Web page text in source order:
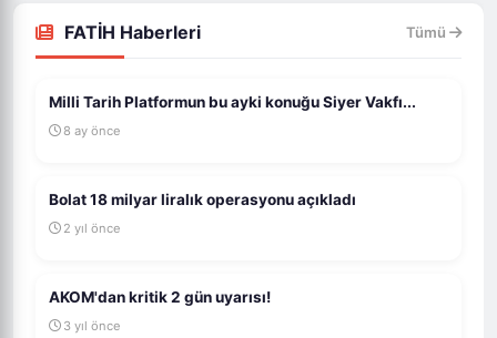
FATİH Haberleri Tümü
Milli Tarih Platformun bu ayki konuğu Siyer Vakfı...
8 ay önce
Bolat 18 milyar liralık operasyonu açıkladı
2 yıl önce
AKOM'dan kritik 2 gün uyarısı!
3 yıl önce